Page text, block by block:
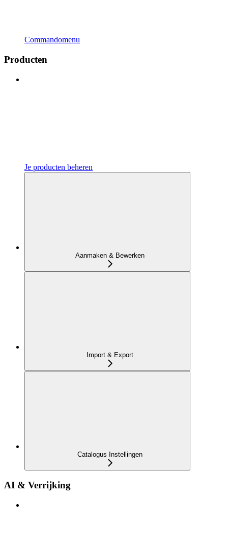
Commandomenu
Producten
Je producten beheren
Aanmaken & Bewerken
Import & Export
Catalogus Instellingen
AI & Verrijking